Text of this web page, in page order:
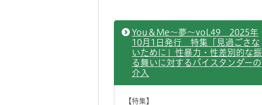
You＆Me～夢～vol.49 2025年
10月1日発行 特集「見過ごさな
いために」性暴力・性差別的な振
る舞いに対するバイスタンダーの
介入
【特集】